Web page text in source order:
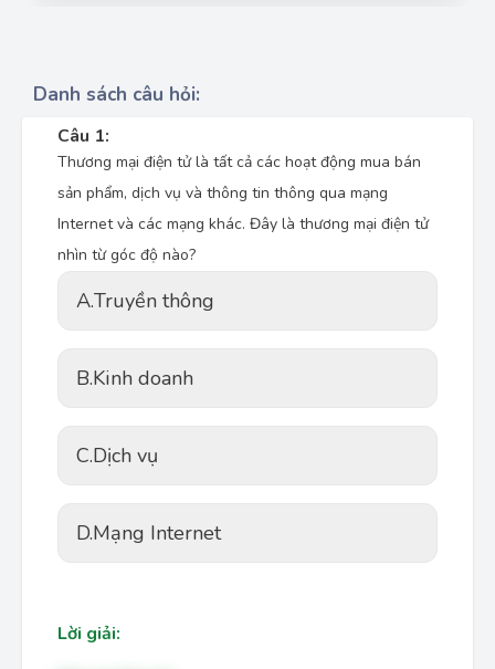
Danh sách câu hỏi:
Câu 1:
Thương mại điện tử là tất cả các hoạt động mua bán
sản phẩm, dịch vụ và thông tin thông qua mạng
Internet và các mạng khác. Đây là thương mại điện tử
nhìn từ góc độ nào?
A.Truyền thông
B.Kinh doanh
C.Dịch vụ
D.Mạng Internet
Lời giải: